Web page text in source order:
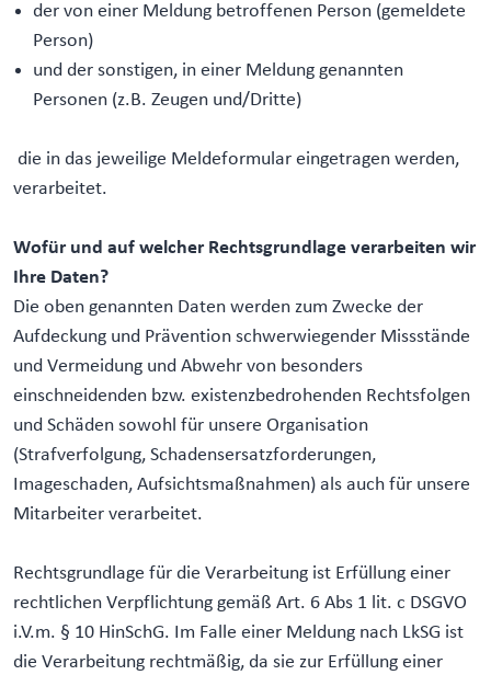
der von einer Meldung betroffenen Person (gemeldete
Person)
und der sonstigen, in einer Meldung genannten
Personen (z.B. Zeugen und/Dritte)
die in das jeweilige Meldeformular eingetragen werden,
verarbeitet.
Wofür und auf welcher Rechtsgrundlage verarbeiten wir
Ihre Daten?
Die oben genannten Daten werden zum Zwecke der
Aufdeckung und Prävention schwerwiegender Missstände
und Vermeidung und Abwehr von besonders
einschneidenden bzw. existenzbedrohenden Rechtsfolgen
und Schäden sowohl für unsere Organisation
(Strafverfolgung, Schadensersatzforderungen,
Imageschaden, Aufsichtsmaßnahmen) als auch für unsere
Mitarbeiter verarbeitet.
Rechtsgrundlage für die Verarbeitung ist Erfüllung einer
rechtlichen Verpflichtung gemäß Art. 6 Abs 1 lit. c DSGVO
i.V.m. § 10 HinSchG. Im Falle einer Meldung nach LkSG ist
die Verarbeitung rechtmäßig, da sie zur Erfüllung einer